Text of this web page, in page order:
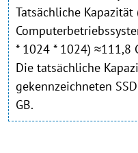
Tatsächliche Kapazität
* 1024 * 1024) ≈111,8
Die tatsächliche
gekennzeichneten
GB.